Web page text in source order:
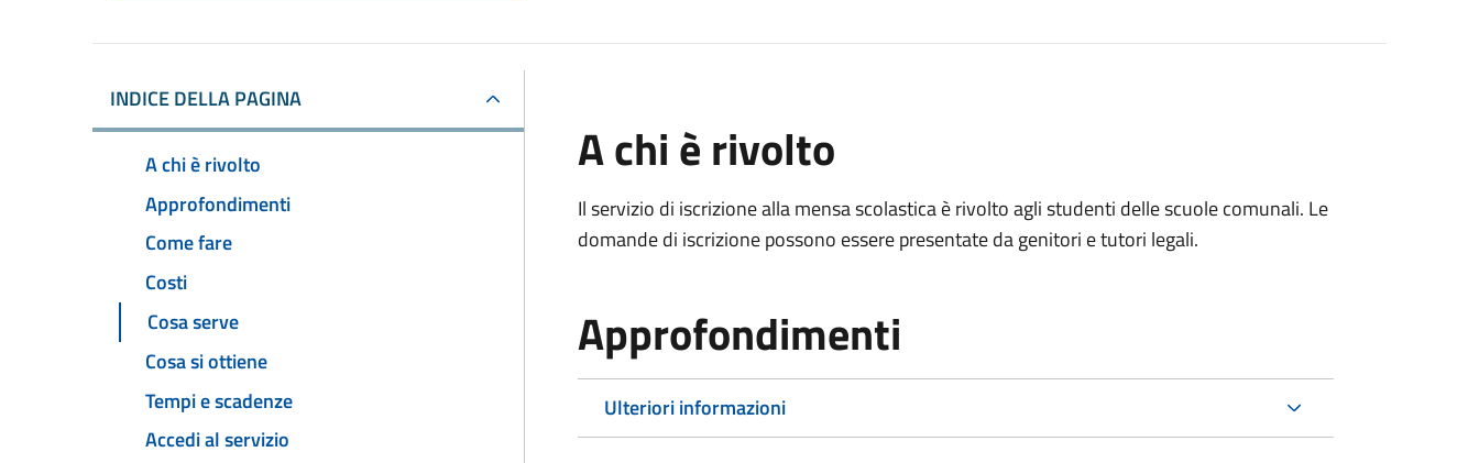
INDICE DELLA PAGINA
A chi è rivolto
Approfondimenti
Come fare
Costi
Cosa serve
Cosa si ottiene
Tempi e scadenze
Accedi al servizio
A chi è rivolto
Il servizio di iscrizione alla mensa scolastica è rivolto agli studenti delle scuole comunali. Le
domande di iscrizione possono essere presentate da genitori e tutori legali.
Approfondimenti
Ulteriori informazioni